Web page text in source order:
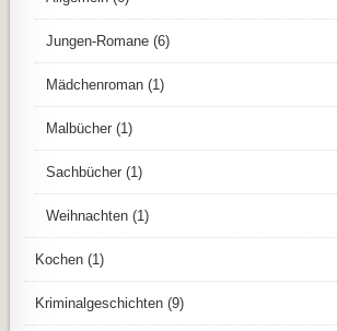
Jungen-Romane (6)
Mädchenroman (1)
Malbücher (1)
Sachbücher (1)
Weihnachten (1)
Kochen (1)
Kriminalgeschichten (9)